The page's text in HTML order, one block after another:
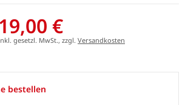
19,00 €
gesetzl. MwSt., zzgl. Versandkosten
bestellen